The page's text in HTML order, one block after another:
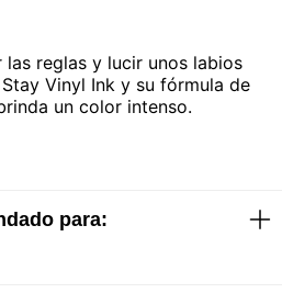
las reglas y lucir unos labios
Vinyl Ink y su fórmula de
un color intenso.
para: